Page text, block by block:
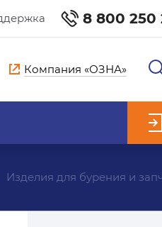
8 800 250
Компания «ОЗНА»
Изделия для бурения и